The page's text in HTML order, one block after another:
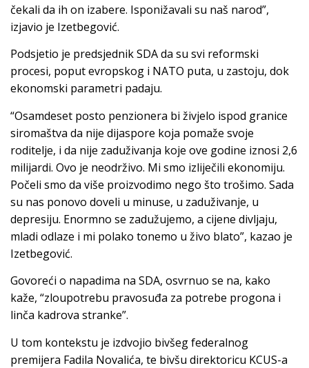
čekali da ih on izabere. Isponižavali su naš narod”,
izjavio je Izetbegović.
Podsjetio je predsjednik SDA da su svi reformski
procesi, poput evropskog i NATO puta, u zastoju, dok
ekonomski parametri padaju.
“Osamdeset posto penzionera bi živjelo ispod granice
siromaštva da nije dijaspore koja pomaže svoje
roditelje, i da nije zaduživanja koje ove godine iznosi 2,6
milijardi. Ovo je neodrživo. Mi smo izliječili ekonomiju.
Počeli smo da više proizvodimo nego što trošimo. Sada
su nas ponovo doveli u minuse, u zaduživanje, u
depresiju. Enormno se zadužujemo, a cijene divljaju,
mladi odlaze i mi polako tonemo u živo blato”, kazao je
Izetbegović.
Govoreći o napadima na SDA, osvrnuo se na, kako
kaže, “zloupotrebu pravosuđa za potrebe progona i
linča kadrova stranke”.
U tom kontekstu je izdvojio bivšeg federalnog
premijera Fadila Novalića, te bivšu direktoricu KCUS-a